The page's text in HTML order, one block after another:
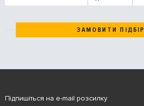
ЗАМОВИТИ ПІДБІР
Підпишіться на e-mail розсилку